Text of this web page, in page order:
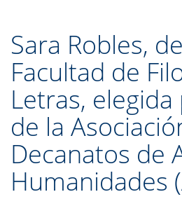
Sara Robles,
Facultad de
Letras,
de la
Decanatos de
Humanidades